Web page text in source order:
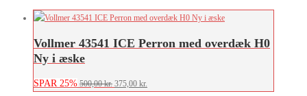
Vollmer 43541 ICE Perron med overdæk H0
Ny i æske
SPAR 25% 500,00kr. Den
375,00 kr.